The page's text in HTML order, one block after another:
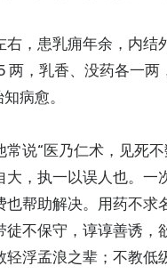
，患乳痈年余，内
，乳香、没药各一
病愈。
说“医乃仁术，见死
，执一以误人也。
帮助解决。用药不
不保守，谆谆善诱
浮孟浪之辈；不教低